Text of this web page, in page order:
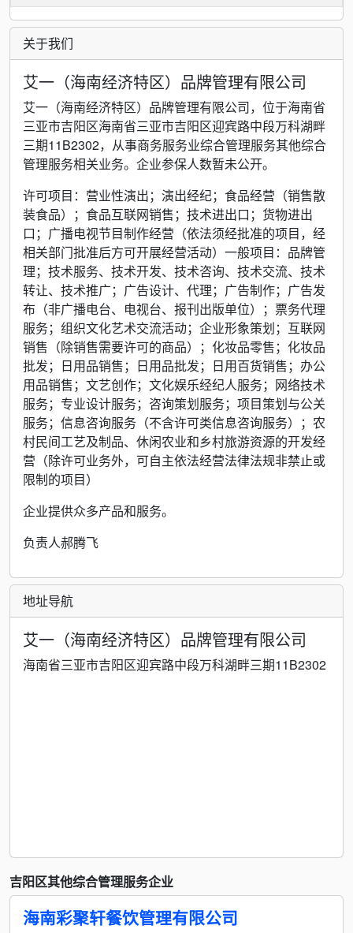
关于我们
艾一（海南经济特区）品牌管理有限公司
艾一（海南经济特区）品牌管理有限公司，位于海南省
三亚市吉阳区海南省三亚市吉阳区迎宾路中段万科湖畔
三期11B2302，从事商务服务业综合管理服务其他综合
管理服务相关业务。企业参保人数暂未公开。
许可项目：营业性演出；演出经纪；食品经营（销售散
装食品）；食品互联网销售；技术进出口；货物进出
口；广播电视节目制作经营（依法须经批准的项目，经
相关部门批准后方可开展经营活动）一般项目：品牌管
理；技术服务、技术开发、技术咨询、技术交流、技术
转让、技术推广；广告设计、代理；广告制作；广告发
布（非广播电台、电视台、报刊出版单位）；票务代理
服务；组织文化艺术交流活动；企业形象策划；互联网
销售（除销售需要许可的商品）；化妆品零售；化妆品
批发；日用品销售；日用品批发；日用百货销售；办公
用品销售；文艺创作；文化娱乐经纪人服务；网络技术
服务；专业设计服务；咨询策划服务；项目策划与公关
服务；信息咨询服务（不含许可类信息咨询服务）；农
村民间工艺及制品、休闲农业和乡村旅游资源的开发经
营（除许可业务外，可自主依法经营法律法规非禁止或
限制的项目）
企业提供众多产品和服务。
负责人郝腾飞
地址导航
艾一（海南经济特区）品牌管理有限公司
海南省三亚市吉阳区迎宾路中段万科湖畔三期11B2302
吉阳区其他综合管理服务企业
海南彩聚轩餐饮管理有限公司